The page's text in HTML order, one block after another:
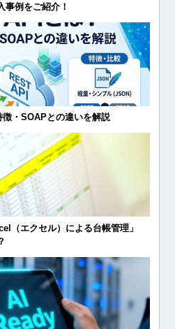
事例をご紹介！
・SOAPとの違いを解説
（エクセル）による台帳管理」